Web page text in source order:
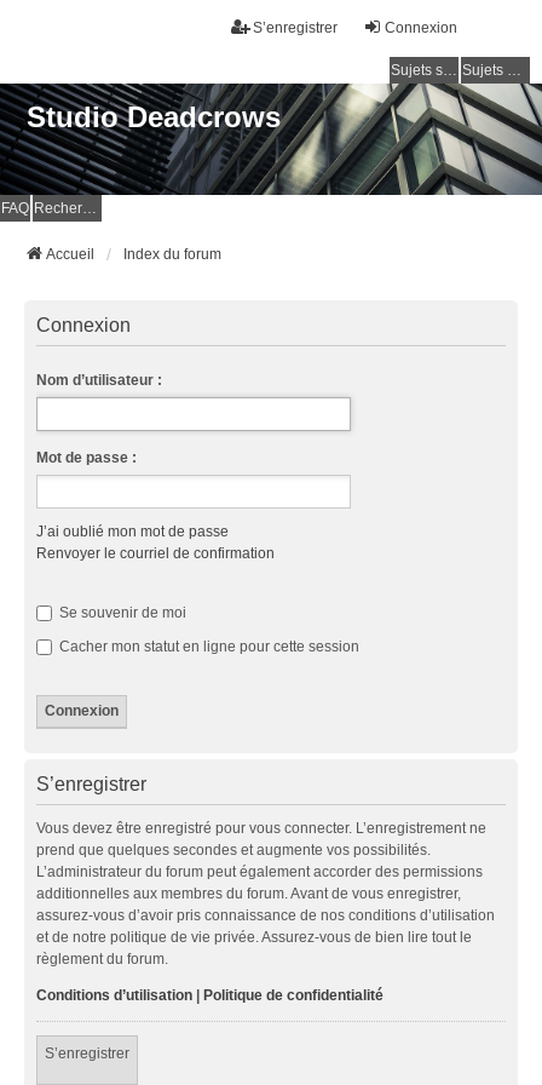
Connexion
S’enregistrer
Sujets sans réponse Sujets actifs
Studio Deadcrows
FAQ Rechercher
Accueil Index du forum
Connexion
Nom d’utilisateur :
Mot de passe :
J’ai oublié mon mot de passe
Renvoyer le courriel de confirmation
Se souvenir de moi
Cacher mon statut en ligne pour cette session
S’enregistrer
Vous devez être enregistré pour vous connecter. L’enregistrement ne
prend que quelques secondes et augmente vos possibilités.
L’administrateur du forum peut également accorder des permissions
additionnelles aux membres du forum. Avant de vous enregistrer,
assurez-vous d’avoir pris connaissance de nos conditions d’utilisation
et de notre politique de vie privée. Assurez-vous de bien lire tout le
règlement du forum.
Conditions d’utilisation | Politique de confidentialité
S’enregistrer